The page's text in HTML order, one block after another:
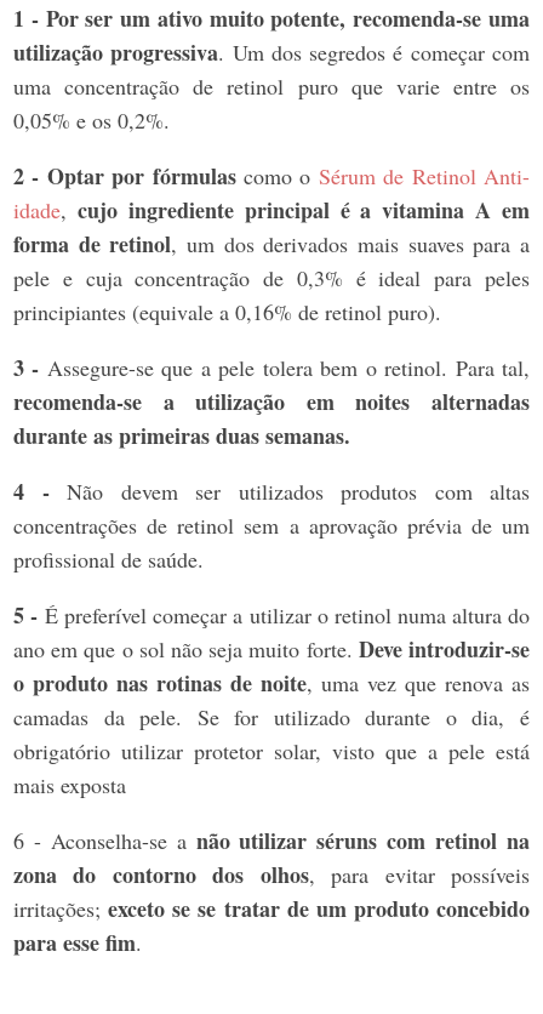
1 - Por ser um ativo muito potente, recomenda-se uma
utilização progressiva. Um dos segredos é começar com
uma concentração de retinol puro que varie entre os
0,05% e os 0,2%.
2 - Optar por fórmulascomo o Sérum de Retinol Anti-
idade, cujo ingrediente principal é a vitamina A em
forma de retinol, um dos derivados mais suaves para a
pele e cuja concentração de 0,3% é ideal para peles
principiantes (equivale a 0,16% de retinol puro).
3 - Assegure-se que a pele tolera bem o retinol. Para tal,
recomenda-se a utilização em noites alternadas
durante as primeiras duas semanas.
4 - Não devem ser utilizados produtos com altas
concentrações de retinol sem a aprovação prévia de um
profissional de saúde.
5 - É preferível começar a utilizar o retinol numa altura do
ano em que o sol não seja muito forte. Deve introduzir-se
o produto nas rotinas de noite, uma vez que renova as
camadas da pele. Se for utilizado durante o dia, é
obrigatório utilizar protetor solar, visto que a pele está
mais exposta
6 - Aconselha-se a não utilizar séruns com retinol na
zona do contorno dos olhos, para evitar possíveis
irritações;exceto se se tratar de um produto concebido
para esse fim.